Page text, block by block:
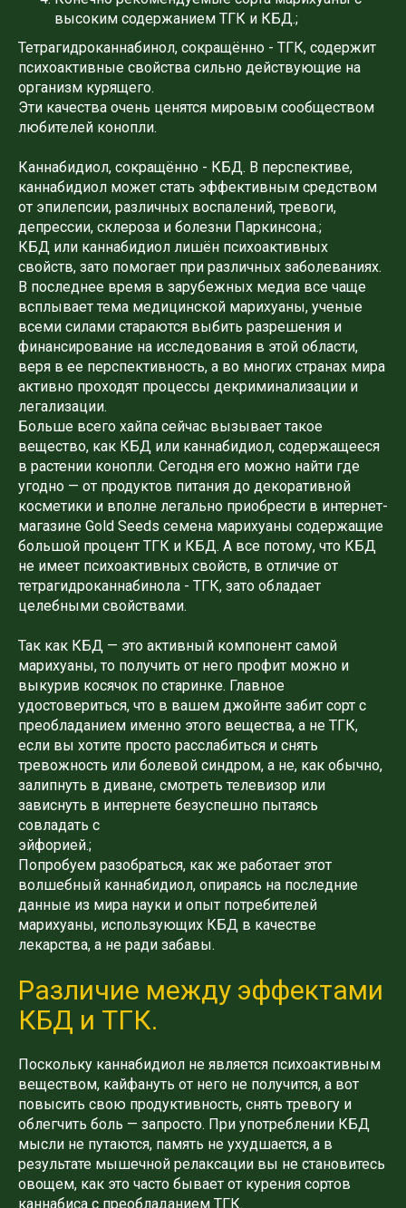
высоким содержанием ТГК и КБД.;
Тетрагидроканнабинол, сокращённо - ТГК, содержит
психоактивные свойства сильно действующие на
организм курящего.
Эти качества очень ценятся мировым сообществом
любителей конопли.
Каннабидиол, сокращённо - КБД. В перспективе,
каннабидиол может стать эффективным средством
от эпилепсии, различных воспалений, тревоги,
депрессии, склероза и болезни Паркинсона.;
КБД или каннабидиол лишён психоактивных
свойств, зато помогает при различных заболеваниях.
В последнее время в зарубежных медиа все чаще
всплывает тема медицинской марихуаны, ученые
всеми силами стараются выбить разрешения и
финансирование на исследования в этой области,
веря в ее перспективность, а во многих странах мира
активно проходят процессы декриминализации и
легализации.
Больше всего хайпа сейчас вызывает такое
вещество, как КБД или каннабидиол, содержащееся
в растении конопли. Сегодня его можно найти где
угодно — от продуктов питания до декоративной
косметики и вполне легально приобрести в интернет-
магазине Gold Seeds семена марихуаны содержащие
большой процент ТГК и КБД. А все потому, что КБД
не имеет психоактивных свойств, в отличие от
тетрагидроканнабинола - ТГК, зато обладает
целебными свойствами.
Так как КБД — это активный компонент самой
марихуаны, то получить от него профит можно и
выкурив косячок по старинке. Главное
удостовериться, что в вашем джойнте забит сорт с
преобладанием именно этого вещества, а не ТГК,
если вы хотите просто расслабиться и снять
тревожность или болевой синдром, а не, как обычно,
залипнуть в диване, смотреть телевизор или
зависнуть в интернете безуспешно пытаясь
совладать с
эйфорией.;
Попробуем разобраться, как же работает этот
волшебный каннабидиол, опираясь на последние
данные из мира науки и опыт потребителей
марихуаны, использующих КБД в качестве
лекарства, а не ради забавы.
Различие между эффектами
КБД и ТГК.
Поскольку каннабидиол не является психоактивным
веществом, кайфануть от него не получится, а вот
повысить свою продуктивность, снять тревогу и
облегчить боль — запросто. При употреблении КБД
мысли не путаются, память не ухудшается, а в
результате мышечной релаксации вы не становитесь
овощем, как это часто бывает от курения сортов
каннабиса с преобладанием ТГК.